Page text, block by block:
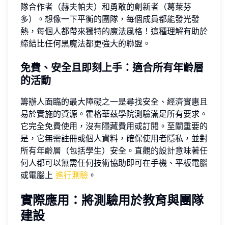
隊合作者（赫夫帕夫）和勇敢的創新者（葛萊芬
多）。想像一下平衡的團隊，每個成員都能發光發
熱，每個人都帶來獨特的魔法風格！這種理解有助於
締結比任何黑魔法都更強大的聯盟。
免費、安全且即刻上手：適合所有年齡層
的活動
籌辦人面臨的最大障礙之一是尋找安全、經濟實惠且
易於實施的資源。霍格華茲學院測驗滿足所有要求。
它完全免費使用，沒有隱藏費用或訂閱。至關重要的
是，它無需註冊或個人資料，確保使用者隱私，並對
所有年齡層（包括學生）安全。直觀的設計意味著任
何人都可以無需任何技術協助即可在手機、平板電腦
或電腦上 進行測驗 。
實際應用：將測驗用於教育與團隊
建設